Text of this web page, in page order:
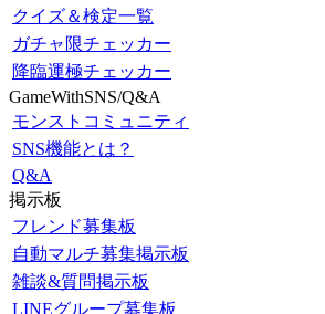
クイズ＆検定一覧
ガチャ限チェッカー
降臨運極チェッカー
GameWithSNS/Q&A
モンストコミュニティ
SNS機能とは？
Q&A
掲示板
フレンド募集板
自動マルチ募集掲示板
雑談&質問掲示板
LINEグループ募集板